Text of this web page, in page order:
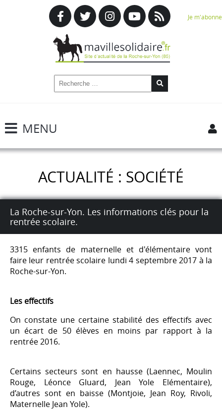
Je m'abonne
MENU
ACTUALITÉ : SOCIÉTÉ
La Roche-sur-Yon. Les informations clés pour la
rentrée scolaire.
3315 enfants de maternelle et d'élémentaire vont
faire leur rentrée scolaire lundi 4 septembre 2017 à la
Roche-sur-Yon.
Les effectifs
On constate une certaine stabilité des effectifs avec
un écart de 50 élèves en moins par rapport à la
rentrée 2016.
Certains secteurs sont en hausse (Laennec, Moulin
Rouge, Léonce Gluard, Jean Yole Elémentaire),
d’autres sont en baisse (Montjoie, Jean Roy, Rivoli,
Maternelle Jean Yole).